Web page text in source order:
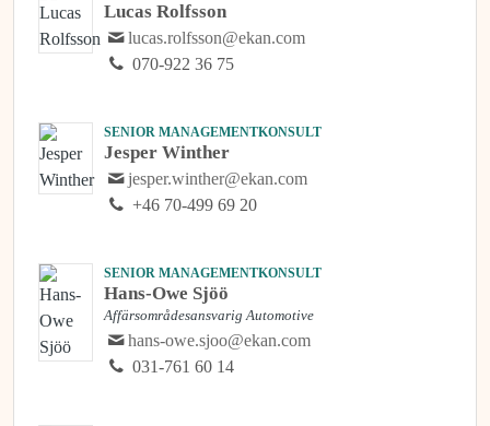
Lucas Rolfsson
lucas.rolfsson@ekan.com
070-922 36 75
SENIOR MANAGEMENTKONSULT
Jesper Winther
jesper.winther@ekan.com
+46 70-499 69 20
SENIOR MANAGEMENTKONSULT
Hans-Owe Sjöö
Affärsområdesansvarig Automotive
hans-owe.sjoo@ekan.com
031-761 60 14